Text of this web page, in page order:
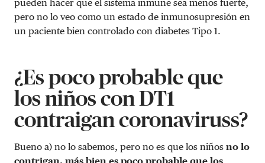
pueden hacer que el sistema inmune sea menos fuerte,
pero no lo veo como un estado de inmunosupresión en
un paciente bien controlado con diabetes Tipo 1.
¿Es poco probable que
los niños con DT1
contraigan coronaviruss?
Bueno a) no lo sabemos, pero no es que los niños no lo